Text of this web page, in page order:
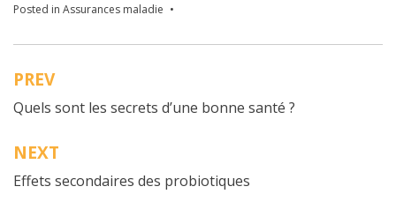
Posted in Assurances maladie
Navigation
de
l’article
PREV
Quels sont les secrets d’une bonne santé ?
NEXT
Effets secondaires des probiotiques